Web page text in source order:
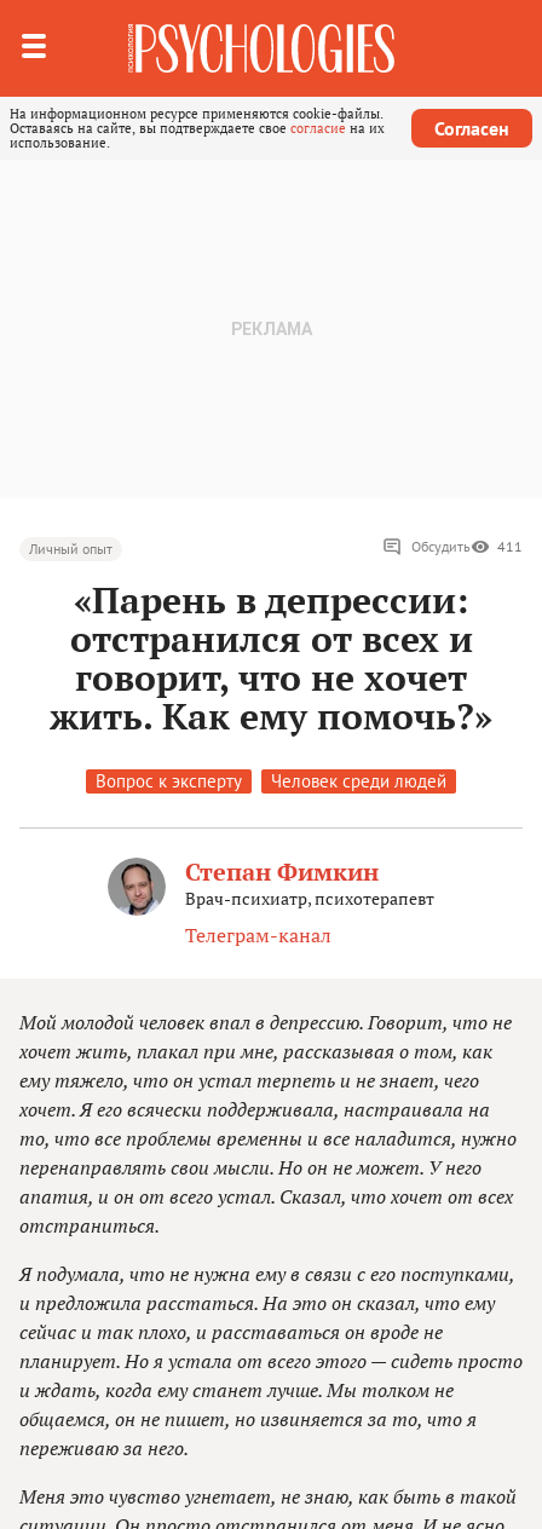
На информационном ресурсе применяются cookie-файлы.
Оставаясь на сайте, вы подтверждаете свое согласие на их
использование.
Согласен
Личный опыт Обсудить 411
«Парень в депрессии:
отстранился от всех и
говорит, что не хочет
жить. Как ему помочь?»
Вопрос к эксперту Человек среди людей
Степан Фимкин
Врач-психиатр, психотерапевт
Телеграм-канал
Мой молодой человек впал в депрессию. Говорит, что не
хочет жить, плакал при мне, рассказывая о том, как
ему тяжело, что он устал терпеть и не знает, чего
хочет. Я его всячески поддерживала, настраивала на
то, что все проблемы временны и все наладится, нужно
перенаправлять свои мысли. Но он не может. У него
апатия, и он от всего устал. Сказал, что хочет от всех
отстраниться.
Я подумала, что не нужна ему в связи с его поступками,
и предложила расстаться. На это он сказал, что ему
сейчас и так плохо, и расставаться он вроде не
планирует. Но я устала от всего этого — сидеть просто
и ждать, когда ему станет лучше. Мы толком не
общаемся, он не пишет, но извиняется за то, что я
переживаю за него.
Меня это чувство угнетает, не знаю, как быть в такой